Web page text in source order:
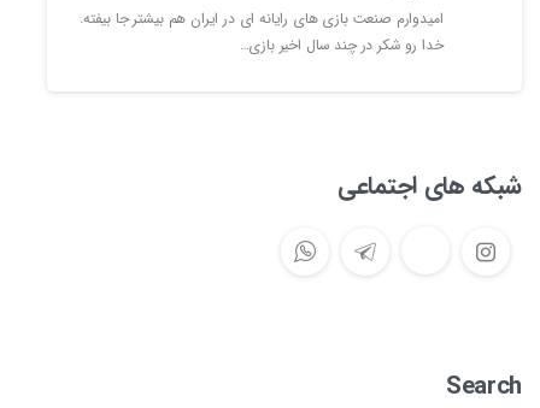
امیدوارم صنعت بازی های رایانه ای در ایران هم بیشتر جا بیفته.
خدا رو شکر در چند سال اخیر بازی…
شبکه های اجتماعی
Search